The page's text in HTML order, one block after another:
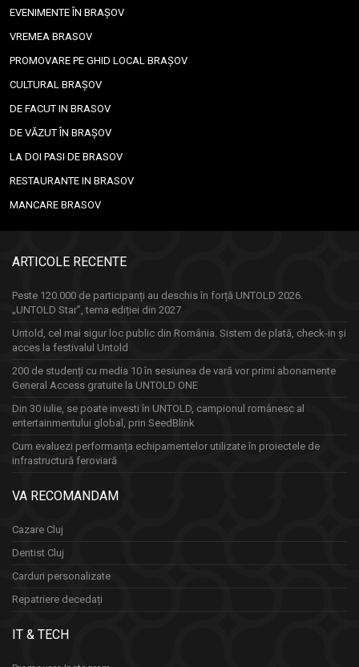
EVENIMENTE ÎN BRAȘOV
VREMEA BRASOV
PROMOVARE PE GHID LOCAL BRAȘOV
CULTURAL BRAȘOV
DE FACUT IN BRASOV
DE VĂZUT ÎN BRAȘOV
LA DOI PASI DE BRASOV
RESTAURANTE IN BRASOV
MANCARE BRASOV
ARTICOLE RECENTE
Peste 120.000 de participanți au deschis în forță UNTOLD 2026.
„UNTOLD Star”, tema ediției din 2027
Untold, cel mai sigur loc public din România. Sistem de plată, check-in și
acces la festivalul Untold
200 de studenți cu media 10 în sesiunea de vară vor primi abonamente
General Access gratuite la UNTOLD ONE
Din 30 iulie, se poate investi în UNTOLD, campionul românesc al
entertainmentului global, prin SeedBlink
Cum evaluezi performanța echipamentelor utilizate în proiectele de
infrastructură feroviară
VA RECOMANDAM
Cazare Cluj
Dentist Cluj
Carduri personalizate
Repatriere decedați
IT & TECH